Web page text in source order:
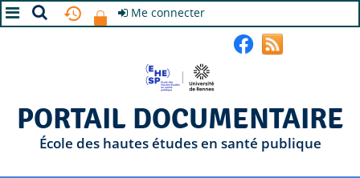
Me connecter
PORTAIL DOCUMENTAIRE
École des hautes études en santé publique